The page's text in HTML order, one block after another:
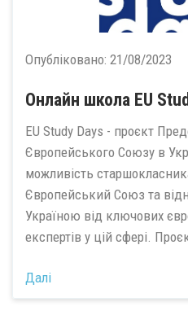
Опубліковано: 21/08/2023
Онлайн школа EU
EU Study Days - проєкт
Європейського Союзу в
можливість
Європейський Союз та
Україною від ключових
експертів у цій сфері.
Далі